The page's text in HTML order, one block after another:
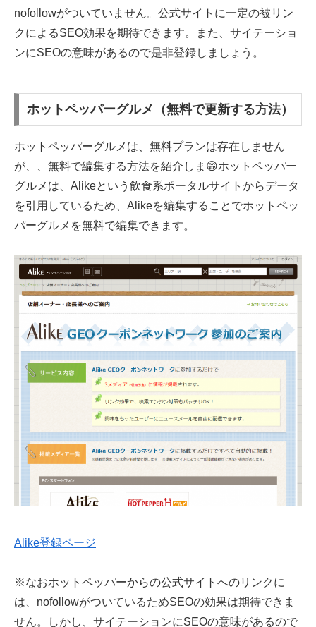
nofollowがついていません。公式サイトに一定の被リン
クによるSEO効果を期待できます。また、サイテーショ
ンにSEOの意味があるので是非登録しましょう。
ホットペッパーグルメ（無料で更新する方法）
ホットペッパーグルメは、無料プランは存在しません
が、、無料で編集する方法を紹介しま😁ホットペッパー
グルメは、Alikeという飲食系ポータルサイトからデータ
を引用しているため、Alikeを編集することでホットペッ
パーグルメを無料で編集できます。
Alike登録ページ
※なおホットペッパーからの公式サイトへのリンクに
は、nofollowがついているためSEOの効果は期待できま
せん。しかし、サイテーションにSEOの意味があるので